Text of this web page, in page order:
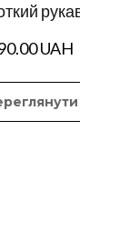
рукав)
UAH